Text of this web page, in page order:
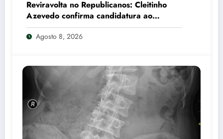
Reviravolta no Republicanos: Cleitinho
Azevedo confirma candidatura ao
Governo de Minas Gerais
Agosto 8, 2026